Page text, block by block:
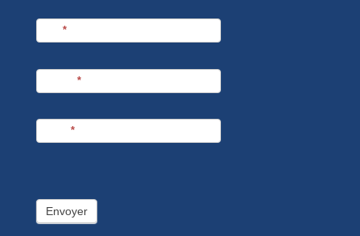
*
*
*
Envoyer